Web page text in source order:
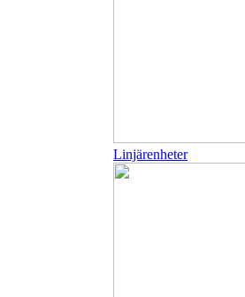
Linjärenheter